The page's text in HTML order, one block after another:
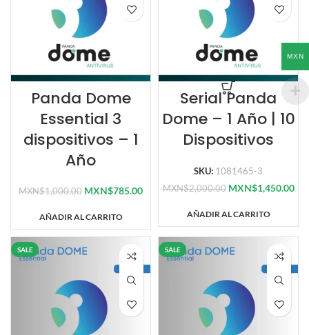
Panda Dome
Essential 3
dispositivos – 1
Año
MXN$1,000.00 MXN$785.00
AÑADIR AL CARRITO
Serial Panda
Dome – 1 Año | 10
Dispositivos
SKU: 1081465-3
MXN$2,000.00 MXN$1,450.00
AÑADIR AL CARRITO
SALE SALE
MXN